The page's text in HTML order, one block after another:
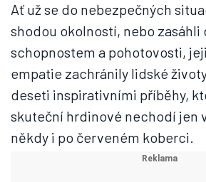
Ať už se do nebezpečných
shodou okolností, nebo zasáhli
schopnostem a pohotovosti,
empatie zachránily lidské
deseti inspirativními příběhy,
skuteční hrdinové nechodí jen
někdy i po červeném koberci.